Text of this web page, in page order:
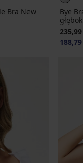
Bra New
Bye
235,99
188,79